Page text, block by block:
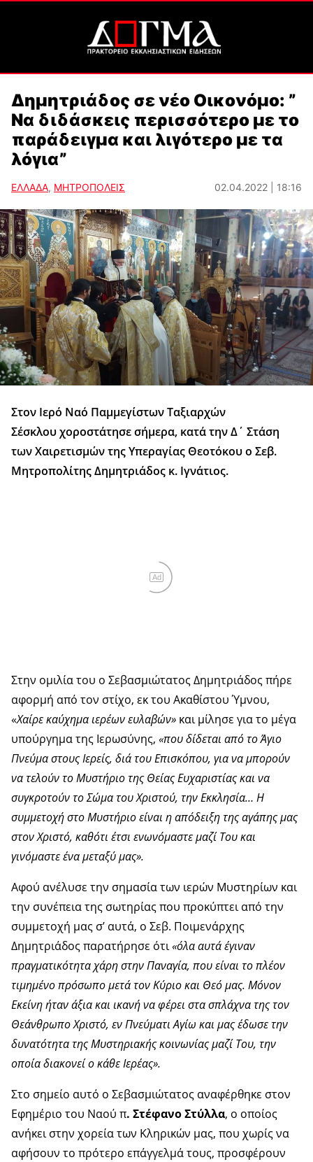
Δημητριάδος σε νέο Οικονόμο: ”
Να διδάσκεις περισσότερο με το
παράδειγμα και λιγότερο με τα
λόγια”
ΕΛΛΑΔΑ, ΜΗΤΡΟΠΟΛΕΙΣ 02.04.2022 | 18:16
Στον Ιερό Ναό Παμμεγίστων Ταξιαρχών
Σέσκλου χοροστάτησε σήμερα, κατά την Δ΄ Στάση
των Χαιρετισμών της Υπεραγίας Θεοτόκου ο Σεβ.
Μητροπολίτης Δημητριάδος κ. Ιγνάτιος.
Ad
Στην ομιλία του ο Σεβασμιώτατος Δημητριάδος πήρε
αφορμή από τον στίχο, εκ του Ακαθίστου Ύμνου,
«Χαίρε καύχημα ιερέων ευλαβών» και μίλησε για το μέγα
υπούργημα της Ιερωσύνης, «που δίδεται από το Άγιο
Πνεύμα στους Ιερείς, διά του Επισκόπου, για να μπορούν
να τελούν το Μυστήριο της Θείας Ευχαριστίας και να
συγκροτούν το Σώμα του Χριστού, την Εκκλησία… Η
συμμετοχή στο Μυστήριο είναι η απόδειξη της αγάπης μας
στον Χριστό, καθότι έτσι ενωνόμαστε μαζί Του και
γινόμαστε ένα μεταξύ μας».
Αφού ανέλυσε την σημασία των ιερών Μυστηρίων και
την συνέπεια της σωτηρίας που προκύπτει από την
συμμετοχή μας σ’ αυτά, ο Σεβ. Ποιμενάρχης
Δημητριάδος παρατήρησε ότι«όλα αυτά έγιναν
πραγματικότητα χάρη στην Παναγία, που είναι το πλέον
τιμημένο πρόσωπο μετά τον Κύριο και Θεό μας. Μόνον
Εκείνη ήταν άξια και ικανή να φέρει στα σπλάχνα της τον
Θεάνθρωπο Χριστό, εν Πνεύματι Αγίω και μας έδωσε την
δυνατότητα της Μυστηριακής κοινωνίας μαζί Του, την
οποία διακονεί ο κάθε Ιερέας».
Στο σημείο αυτό ο Σεβασμιώτατος αναφέρθηκε στον
Εφημέριο του Ναού π. Στέφανο Στύλλα, ο οποίος
ανήκει στην χορεία των Κληρικών μας, που χωρίς να
αφήσουν το πρότερο επάγγελμά τους, προσφέρουν